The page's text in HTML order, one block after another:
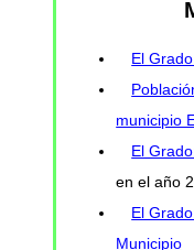
El
municipio
El
en el año
El
Municipio